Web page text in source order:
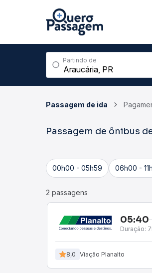
Partindo de
Passagem de ida
Passagem de ônibus
00h00 - 05h59 06h00 -
2 passagens
05:40
Duração:
8,0 Viação Planalto